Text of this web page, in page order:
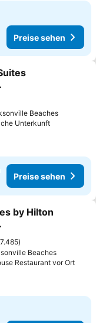
Preise sehen
hinzufügen
Beaches
Unterkunft
Preise sehen
hinzufügen
by Hilton
7.485
Beaches
Restaurant vor Ort